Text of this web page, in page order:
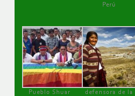
Perú
Pueblo Shuar
defensora de la